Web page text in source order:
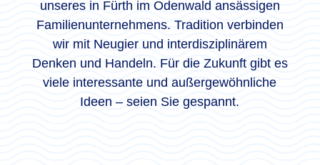
unseres in Fürth im Odenwald ansässigen
Familienunternehmens. Tradition verbinden
wir mit Neugier und interdisziplinärem
Denken und Handeln. Für die Zukunft gibt es
viele interessante und außergewöhnliche
Ideen – seien Sie gespannt.